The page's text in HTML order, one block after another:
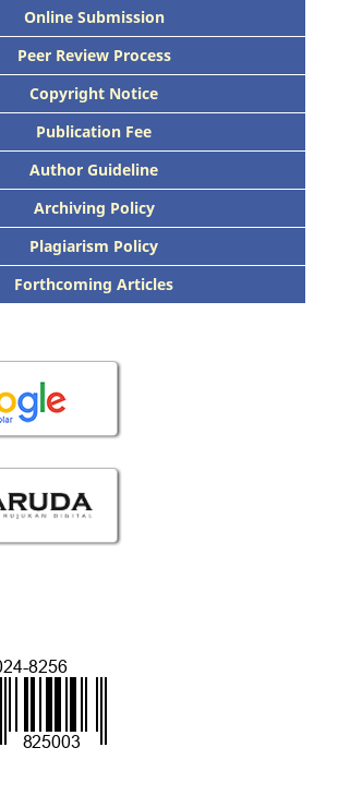
Online Submission
Peer Review Process
Copyright Notice
Publication Fee
Author Guideline
Archiving Policy
Plagiarism Policy
Forthcoming Articles